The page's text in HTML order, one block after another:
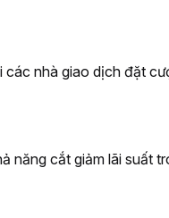
nhà giao dịch đặt
năng cắt giảm lãi suất